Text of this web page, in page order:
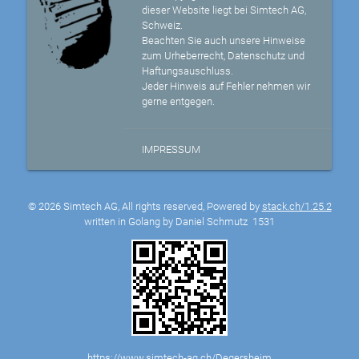
dieser Website liegt bei Simtech AG,
Schweiz.
Beachten Sie auch unsere Hinweise
zum Urheberrecht, Datenschutz und
Haftungsauschluss.
Jeder Hinweis auf Fehler nehmen wir
gerne entgegen.
IMPRESSUM
© 2026 Simtech AG, All rights reserved, Powered by stack.ch/1.25.2
written in Golang by Daniel Schmutz 1531